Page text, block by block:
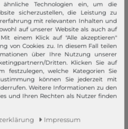
Technologien ein, um die
sicherzustellen, die Leistung zu
mit relevanten Inhalten und
auf unserer Website als auch auf
einem Klick auf "Alle akzeptieren"
von Cookies zu. In diesem Fall teilen
über Ihre Nutzung unserer
Dritten. Klicken Sie auf
festzulegen, welche Kategorien Sie
können Sie jederzeit mit
Weitere Informationen zu den
und Ihren Rechten als Nutzer finden
Impressum